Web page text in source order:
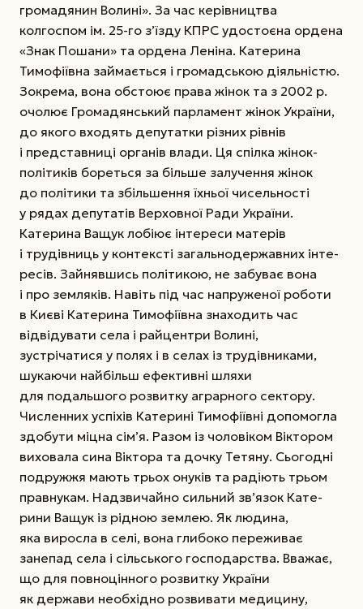
громадянин Волині». За час керівництва
колгоспом ім. 25-го з’їзду КПРС удостоєна ордена
«Знак Пошани» та ордена Леніна. Катерина
Тимофіївна займається і громадською діяльністю.
Зокрема, вона обстоює права жінок та з 2002 р.
очолює Громадянський парламент жінок України,
до якого входять депутатки різних рівнів
і представниці органів влади. Ця спілка жінок-
політиків бореться за більше залучення жінок
до політики та збільшення їхньої чисельності
у рядах депутатів Верховної Ради України.
Катерина Ващук лобіює інтереси матерів
і трудівниць у контексті загальнодержавних інте­
ресів. Зайнявшись політикою, не забуває вона
і про земляків. Навіть під час напруженої роботи
в Києві Катерина Тимофіївна знаходить час
відвідувати села і райцентри Волині,
зустрічатися у полях і в селах із трудівниками,
шукаючи найбільш ефективні шляхи
для подальшого розвитку аграрного сектору.
Численних успіхів Катерині Тимо­фіївні допомогла
здобути міцна сім’я. Разом із чоловіком Віктором
виховала сина Віктора та дочку Тетяну. Сьогодні
подружжя мають трьох онуків та радіють трьом
правнукам. Надзвичайно сильний зв’язок Кате­
рини Ващук із рідною землею. Як людина,
яка виросла в селі, вона глибоко переживає
занепад села і сільського господарства. Вважає,
що для повноцінного розвитку України
як держави необхідно розвивати медицину,